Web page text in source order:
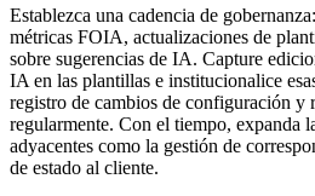
Establezca una cadencia de
métricas FOIA, actualizaciones de
sobre sugerencias de IA. Capture
IA en las plantillas e institucionalice
registro de cambios de configuración y
regularmente. Con el tiempo, expanda
adyacentes como la gestión de
de estado al cliente.